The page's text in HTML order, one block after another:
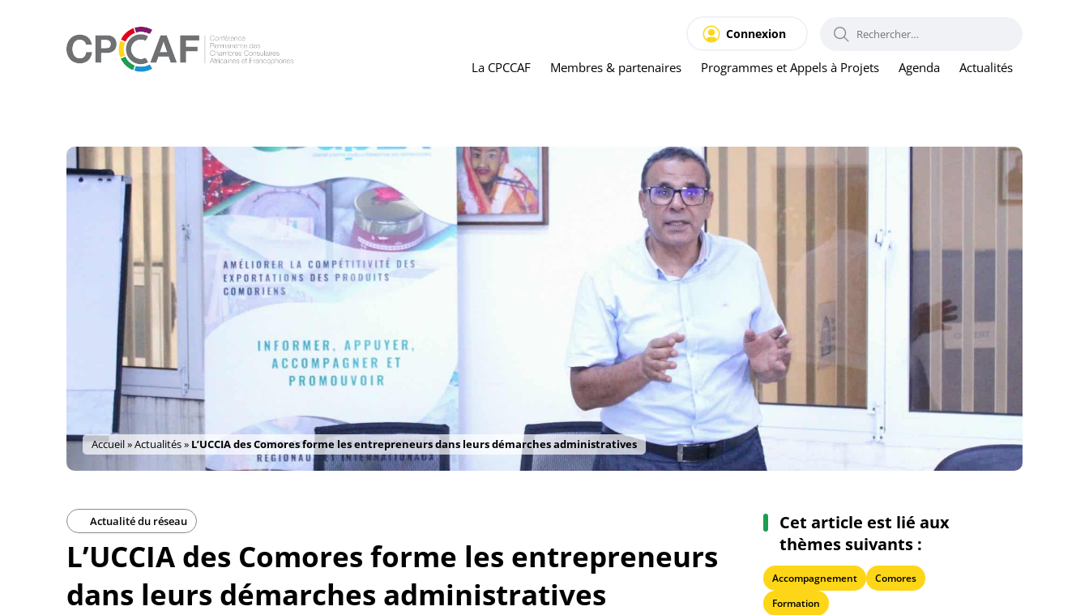
La CPCCAF Membres & partenaires Programmes et Appels à Projets Agenda Actualités
Connexion RECHERCHER :
Accueil»Actualités» L’UCCIA des Comores forme les entrepreneurs dans leurs démarches administratives
Actualité du réseau
L’UCCIA des Comores forme les entrepreneurs
dans leurs démarches administratives
Cet article est lié aux
thèmes suivants :
Accompagnement
Comores
Formation